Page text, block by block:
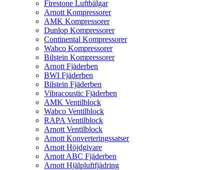
Firestone Luftbälgar
Arnott Kompressorer
AMK Kompressorer
Dunlop Kompressorer
Continental Kompressorer
Wabco Kompressorer
Bilstein Kompressorer
Arnott Fjäderben
BWI Fjäderben
Bilstein Fjäderben
Vibracoustic Fjäderben
AMK Ventilblock
Wabco Ventilblock
RAPA Ventilblock
Arnott Ventilblock
Arnott Konverteringssatser
Arnott Höjdgivare
Arnott ABC Fjäderben
Arnott Hjälpluftfjädring